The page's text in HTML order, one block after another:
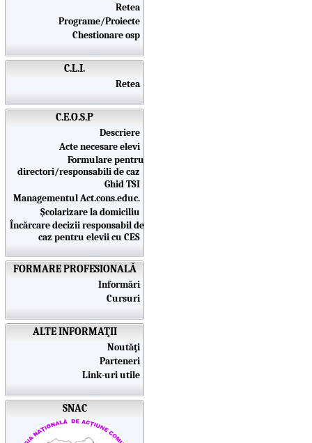
Retea
Programe/Proiecte
Chestionare osp
C.L.I.
Retea
C.E.O.S.P
Descriere
Acte necesare elevi
Formulare pentru
directori/responsabili de caz
Ghid TSI
Managementul Act.cons.educ.
Școlarizare la domiciliu
Încărcare decizii responsabil de
caz pentru elevii cu CES
FORMARE PROFESIONALĂ
Informări
Cursuri
ALTE INFORMAŢII
Noutăţi
Parteneri
Link-uri utile
SNAC